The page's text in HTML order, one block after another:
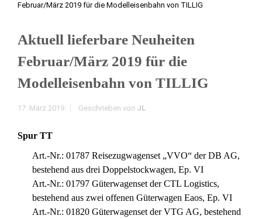
Februar/März 2019 für die Modelleisenbahn von TILLIG
Aktuell lieferbare Neuheiten
Februar/März 2019 für die
Modelleisenbahn von TILLIG
17. März 2019 Geschrieben von JL
Spur TT
Art.-Nr.: 01787 Reisezugwagenset „VVO“ der DB AG,
bestehend aus drei Doppelstockwagen, Ep. VI
Art.-Nr.: 01797 Güterwagenset der CTL Logistics,
bestehend aus zwei offenen Güterwagen Eaos, Ep. VI
Art.-Nr.: 01820 Güterwagenset der VTG AG, bestehend